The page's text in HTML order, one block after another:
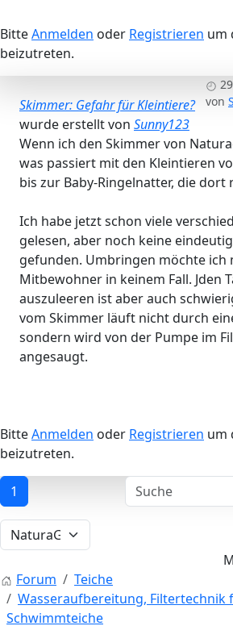
BitteAnmelden oder Registrieren um
beizutreten.
von
Skimmer: Gefahr für Kleintiere?
wurde erstellt von Sunny123
Wenn ich den Skimmer von
was passiert mit den Kleintieren
bis zur Baby-Ringelnatter, die dort
Ich habe jetzt schon viele
gelesen, aber noch keine
gefunden. Umbringen möchte ich
Mitbewohner in keinem Fall. Jden
auszuleeren ist aber auch
vom Skimmer läuft nicht durch
sondern wird von der Pumpe im
angesaugt.
BitteAnmelden oder Registrieren um
beizutreten.
1
Forum
Teiche
Wasseraufbereitung, Filtertechnik
Schwimmteiche